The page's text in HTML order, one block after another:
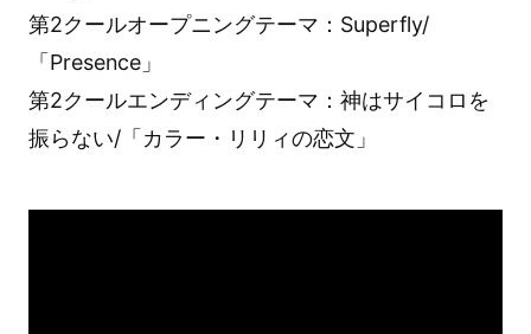
第2クールオープニングテーマ：Superfly/
「Presence」
第2クールエンディングテーマ：神はサイコロを
振らない/「カラー・リリィの恋文」